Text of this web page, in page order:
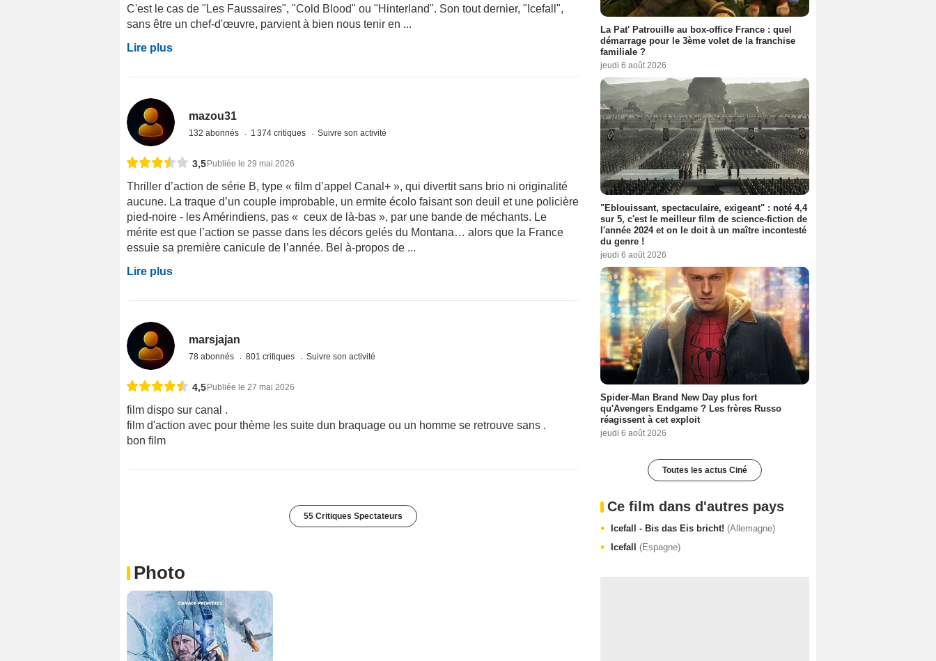
C'est le cas de "Les Faussaires", "Cold Blood" ou "Hinterland". Son tout dernier, "Icefall",
sans être un chef-d'œuvre, parvient à bien nous tenir en ...
Lire plus
mazou31
132 abonnés 1 374 critiques Suivre son activité
3,5 Publiée le 29 mai 2026
Thriller d’action de série B, type « film d’appel Canal+ », qui divertit sans brio ni originalité
aucune. La traque d’un couple improbable, un ermite écolo faisant son deuil et une policière
pied-noire - les Amérindiens, pas « ceux de là-bas », par une bande de méchants. Le
mérite est que l’action se passe dans les décors gelés du Montana… alors que la France
essuie sa première canicule de l’année. Bel à-propos de ...
Lire plus
marsjajan
78 abonnés 801 critiques Suivre son activité
4,5 Publiée le 27 mai 2026
film dispo sur canal .
film d'action avec pour thème les suite dun braquage ou un homme se retrouve sans .
bon film
55 Critiques Spectateurs
Photo
La Pat' Patrouille au box-office France : quel
démarrage pour le 3ème volet de la franchise
familiale ?
jeudi 6 août 2026
"Eblouissant, spectaculaire, exigeant" : noté 4,4
sur 5, c'est le meilleur film de science-fiction de
l'année 2024 et on le doit à un maître incontesté
du genre !
jeudi 6 août 2026
Spider-Man Brand New Day plus fort
qu'Avengers Endgame ? Les frères Russo
réagissent à cet exploit
jeudi 6 août 2026
Toutes les actus Ciné
Ce film dans d'autres pays
Icefall - Bis das Eis bricht! (Allemagne)
Icefall (Espagne)